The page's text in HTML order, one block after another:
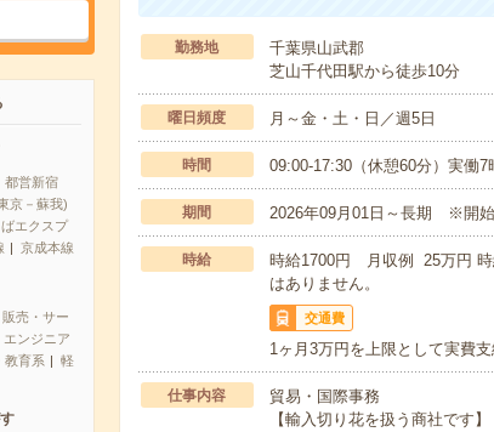
都営新宿
京－蘇我)
エクスプ
京成本線
売・サー
エンジニア
教育系
軽
勤務地
千葉県山武郡
芝山千代田駅から徒歩10分
曜日頻度 月～金・土・日／週5日
時間 09:00-17:30（休憩60分）実働7
期間 2026年09月01日～長期 ※開
時給
時給1700円 月収例 25万円
はありません。
交通費
1ヶ月3万円を上限として実費支
仕事内容
貿易・国際事務
【輸入切り花を扱う商社です